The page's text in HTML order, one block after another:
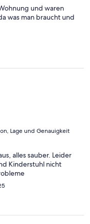
und waren
was man braucht und
Lage und Genauigkeit
alles sauber. Leider
Kinderstuhl nicht